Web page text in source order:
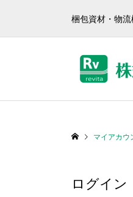
梱包資材・物
マイアカウ
ログイン